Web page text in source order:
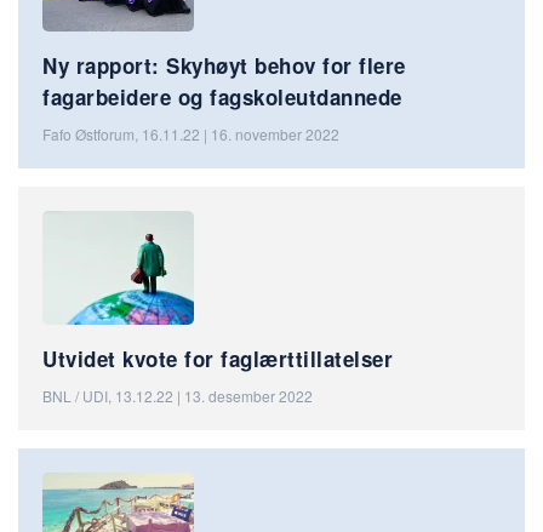
Ny rapport: Skyhøyt behov for flere
fagarbeidere og fagskoleutdannede
Fafo Østforum, 16.11.22 | 16. november 2022
Utvidet kvote for faglærttillatelser
BNL / UDI, 13.12.22 | 13. desember 2022